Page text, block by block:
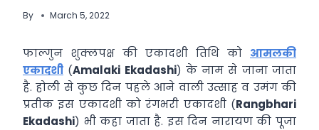
By March 5, 2022
फाल्गुन शुक्लपक्ष की एकादशी तिथि को आमलकी
एकादशी (Amalaki Ekadashi) के नाम से जाना जाता
है. होली से कुछ दिन पहले आने वाली उत्साह व उमंग की
प्रतीक इस एकादशी को रंगभरी एकादशी (Rangbhari
Ekadashi) भी कहा जाता है. इस दिन नारायण की पूजा